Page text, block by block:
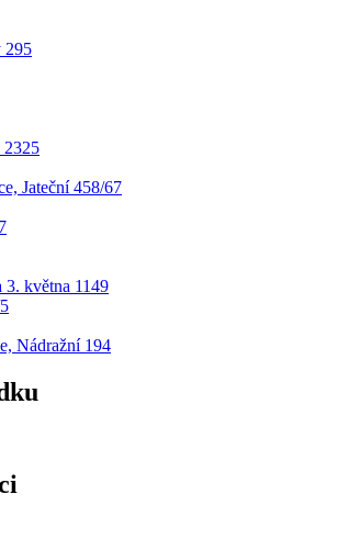
295
2325
Jateční 458/67
května 1149
Nádražní 194